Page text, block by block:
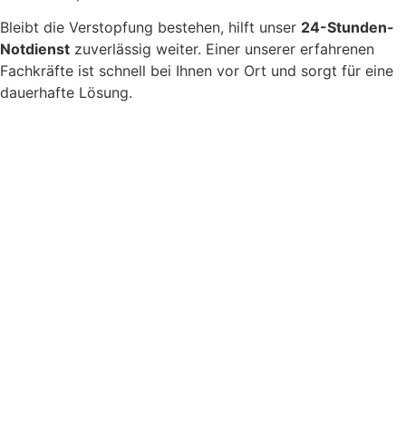
Bleibt die Verstopfung bestehen, hilft unser 24-Stunden-
Notdienst zuverlässig weiter. Einer unserer erfahrenen
Fachkräfte ist schnell bei Ihnen vor Ort und sorgt für eine
dauerhafte Lösung.